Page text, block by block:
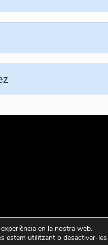
en la nostra web.
estem utilitzant o desactivar-les